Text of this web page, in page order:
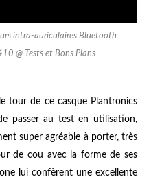
intra-auriculaires Bluetooth
@ Tests et Bons Plans
tour de ce casque Plantronics
passer au test en utilisation,
super agréable à porter, très
de cou avec la forme de ses
lui confèrent une excellente